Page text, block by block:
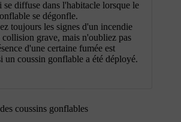
se diffuse dans l'habitacle lorsque le
se dégonfle.
toujours les signes d'un incendie
collision grave, mais n'oubliez pas
d'une certaine fumée est
un coussin gonflable a été déployé.
coussins gonflables